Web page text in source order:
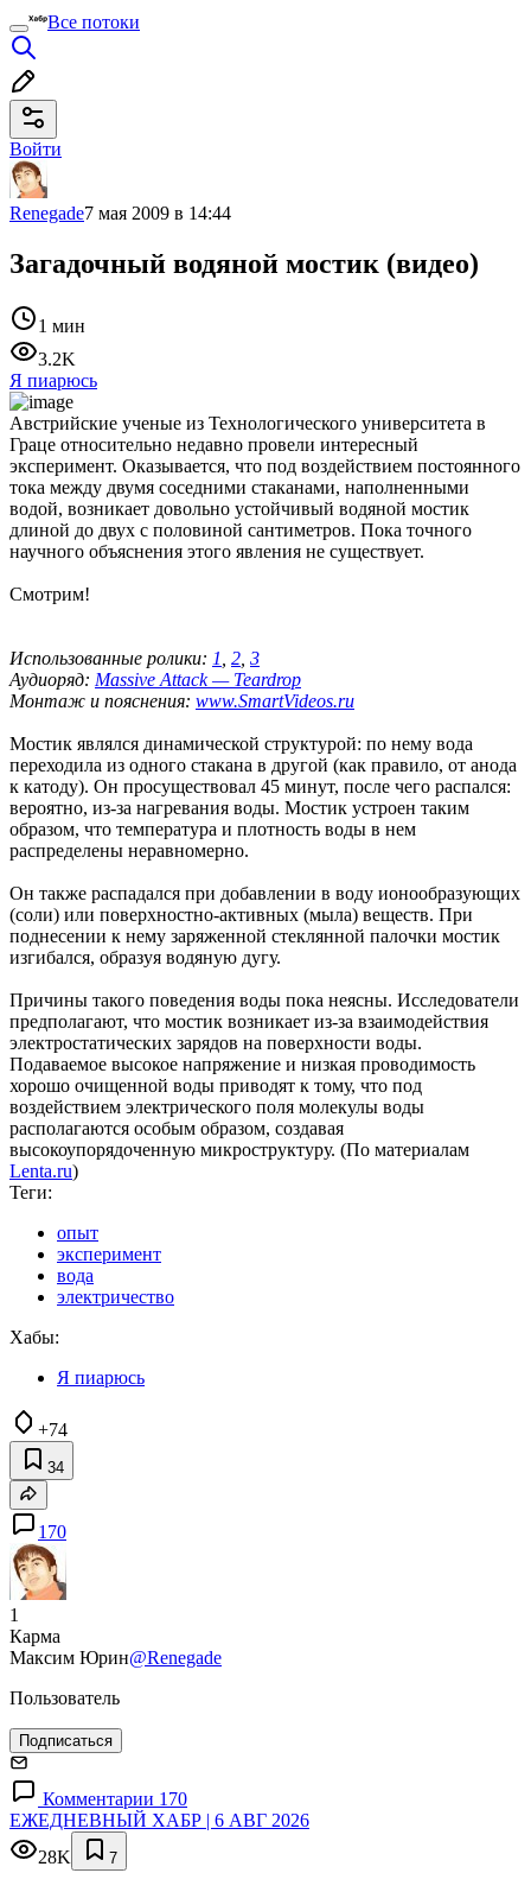
Все потоки
Войти
Renegade7 мая 2009 в 14:44
Загадочный водяной мостик (видео)
1 мин
3.2K
Я пиарюсь
Австрийские ученые из Технологического университета в
Граце относительно недавно провели интересный
эксперимент. Оказывается, что под воздействием постоянного
тока между двумя соседними стаканами, наполненными
водой, возникает довольно устойчивый водяной мостик
длиной до двух с половиной сантиметров. Пока точного
научного объяснения этого явления не существует.
Смотрим!
Использованные ролики: 1 2 3
Аудиоряд: Massive Attack — Teardrop
Монтаж и пояснения: www.SmartVideos.ru
Мостик являлся динамической структурой: по нему вода
переходила из одного стакана в другой (как правило, от анода
к катоду). Он просуществовал 45 минут, после чего распался:
вероятно, из-за нагревания воды. Мостик устроен таким
образом, что температура и плотность воды в нем
распределены неравномерно.
Он также распадался при добавлении в воду ионообразующих
(соли) или поверхностно-активных (мыла) веществ. При
поднесении к нему заряженной стеклянной палочки мостик
изгибался, образуя водяную дугу.
Причины такого поведения воды пока неясны. Исследователи
предполагают, что мостик возникает из-за взаимодействия
электростатических зарядов на поверхности воды.
Подаваемое высокое напряжение и низкая проводимость
хорошо очищенной воды приводят к тому, что под
воздействием электрического поля молекулы воды
располагаются особым образом, создавая
высокоупорядоченную микроструктуру. (По материалам
Lenta.ru)
Теги:
опыт
эксперимент
вода
электричество
Хабы:
Я пиарюсь
+74
34
170
1
Карма
Максим Юрин@Renegade
Пользователь
Подписаться
Комментарии 170
ЕЖЕДНЕВНЫЙ ХАБР | 6 АВГ 2026
28K
7